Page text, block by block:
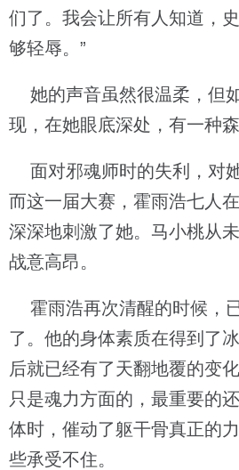
们了。我会让所有人知道，
够轻辱。”
她的声音虽然很温柔，但
现，在她眼底深处，有一种森
面对邪魂师时的失利，对
而这一届大赛，霍雨浩七人
深深地刺激了她。马小桃从
战意高昂。
霍雨浩再次清醒的时候，
了。他的身体素质在得到了
后就已经有了天翻地覆的变
只是魂力方面的，最重要的
体时，催动了躯干骨真正的
些承受不住。